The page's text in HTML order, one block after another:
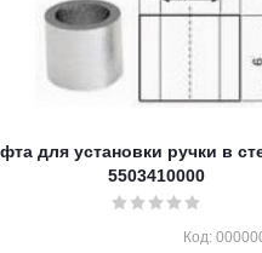
для установки ручки в
5503410000
Код: